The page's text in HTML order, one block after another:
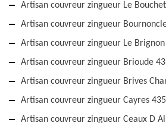
Artisan couvreur zingueur Le
Artisan couvreur zingueur
Artisan couvreur zingueur Le
Artisan couvreur zingueur Brioude
Artisan couvreur zingueur Brives
Artisan couvreur zingueur Cayres
Artisan couvreur zingueur Ceaux D